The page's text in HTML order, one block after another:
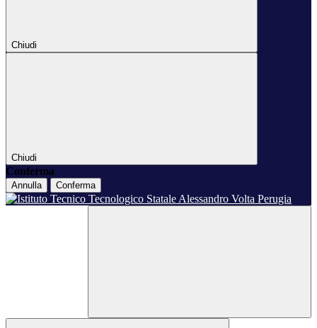
Chiudi
Chiudi
Conferma
Annulla Conferma